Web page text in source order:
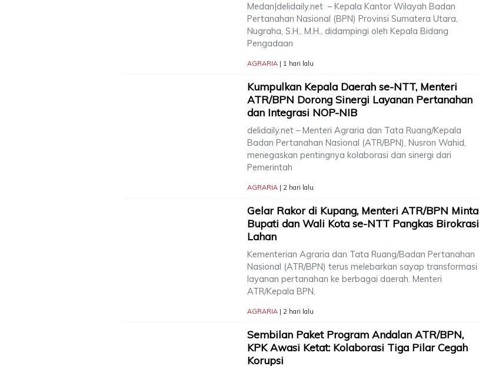
Medan|delidaily.net – Kepala Kantor Wilayah Badan
Pertanahan Nasional (BPN) Provinsi Sumatera Utara,
Nugraha, S.H., M.H., didampingi oleh Kepala Bidang
Pengadaan
AGRARIA | 1 hari lalu
Kumpulkan Kepala Daerah se-NTT, Menteri
ATR/BPN Dorong Sinergi Layanan Pertanahan
dan Integrasi NOP-NIB
delidaily.net – Menteri Agraria dan Tata Ruang/Kepala
Badan Pertanahan Nasional (ATR/BPN), Nusron Wahid,
menegaskan pentingnya kolaborasi dan sinergi dari
Pemerintah
AGRARIA | 2 hari lalu
Gelar Rakor di Kupang, Menteri ATR/BPN Minta
Bupati dan Wali Kota se-NTT Pangkas Birokrasi
Lahan
Kementerian Agraria dan Tata Ruang/Badan Pertanahan
Nasional (ATR/BPN) terus melebarkan sayap transformasi
layanan pertanahan ke berbagai daerah. Menteri
ATR/Kepala BPN,
AGRARIA | 2 hari lalu
Sembilan Paket Program Andalan ATR/BPN,
KPK Awasi Ketat: Kolaborasi Tiga Pilar Cegah
Korupsi